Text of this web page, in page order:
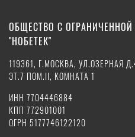
ОБЩЕСТВО С ОГРАНИЧЕННОЙ
"НОБЕТЕК"
119361, Г.МОСКВА, УЛ.ОЗЕРНАЯ
ЭТ.7 ПОМ.II, КОМНАТА 1
ИНН 7704446884
КПП 772901001
ОГРН 5177746122120